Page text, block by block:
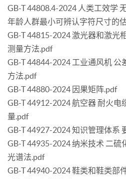
GB-T 44808.4-2024 人类工效学
年龄人群最小可辨认字符尺寸的
GB-T 44815-2024 激光器和激光
测量方法.pdf
GB-T 44844-2024 工业通风机 公
方法.pdf
GB-T 44880-2024 因果矩阵.pdf
GB-T 44912-2024 航空器 耐火电
量.pdf
GB-T 44927-2024 知识管理体系
GB-T 44935-2024 纳米技术 二硫
光谱法.pdf
GB-T 44940-2024 鞋类和鞋类部